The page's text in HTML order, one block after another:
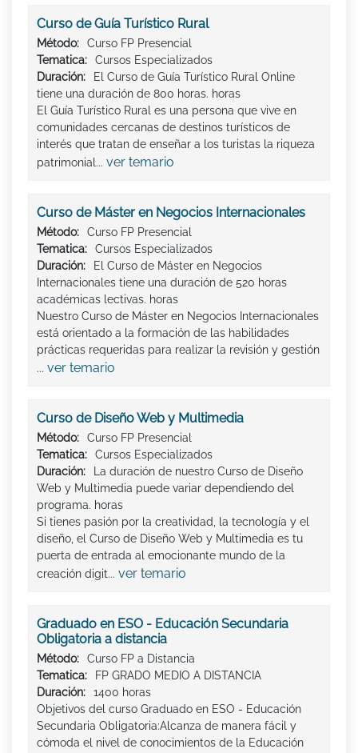
Curso de Guía Turístico Rural
Método:
Curso FP Presencial
Tematica:
Cursos Especializados
Duración:
El Curso de Guía Turístico Rural Online
tiene una duración de 800 horas. horas
El Guía Turístico Rural es una persona que vive en
comunidades cercanas de destinos turísticos de
interés que tratan de enseñar a los turistas la riqueza
patrimonial... ver temario
Curso de Máster en Negocios Internacionales
Método:
Curso FP Presencial
Tematica:
Cursos Especializados
Duración:
El Curso de Máster en Negocios
Internacionales tiene una duración de 520 horas
académicas lectivas. horas
Nuestro Curso de Máster en Negocios Internacionales
está orientado a la formación de las habilidades
prácticas requeridas para realizar la revisión y gestión
... ver temario
Curso de Diseño Web y Multimedia
Método:
Curso FP Presencial
Tematica:
Cursos Especializados
Duración:
La duración de nuestro Curso de Diseño
Web y Multimedia puede variar dependiendo del
programa. horas
Si tienes pasión por la creatividad, la tecnología y el
diseño, el Curso de Diseño Web y Multimedia es tu
puerta de entrada al emocionante mundo de la
creación digit... ver temario
Graduado en ESO - Educación Secundaria
Obligatoria a distancia
Método:
Curso FP a Distancia
Tematica:
FP GRADO MEDIO A DISTANCIA
Duración:
1400 horas
Objetivos del curso Graduado en ESO - Educación
Secundaria Obligatoria:Alcanza de manera fácil y
cómoda el nivel de conocimientos de la Educación